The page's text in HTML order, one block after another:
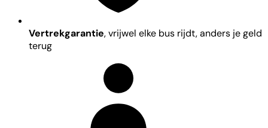
Vertrekgarantie, vrijwel elke bus rijdt, anders je geld
terug